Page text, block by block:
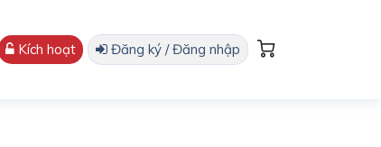
Kích hoạt Đăng ký / Đăng nhập